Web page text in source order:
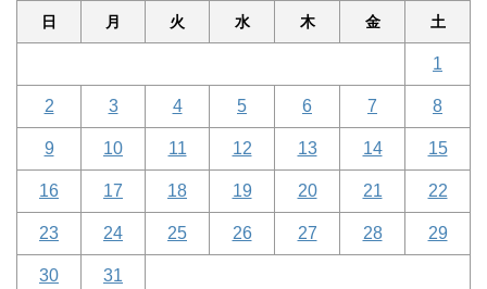
日 月 火 水 木 金 土
1
2 3 4 5 6 7 8
9 10 11 12 13 14 15
16 17 18 19 20 21 22
23 24 25 26 27 28 29
30
31